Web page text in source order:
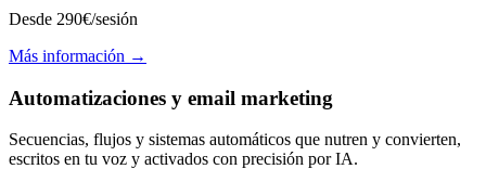
Desde 290€/sesión
Más información →
Automatizaciones y email marketing
Secuencias, flujos y sistemas automáticos que nutren y convierten,
escritos en tu voz y activados con precisión por IA.